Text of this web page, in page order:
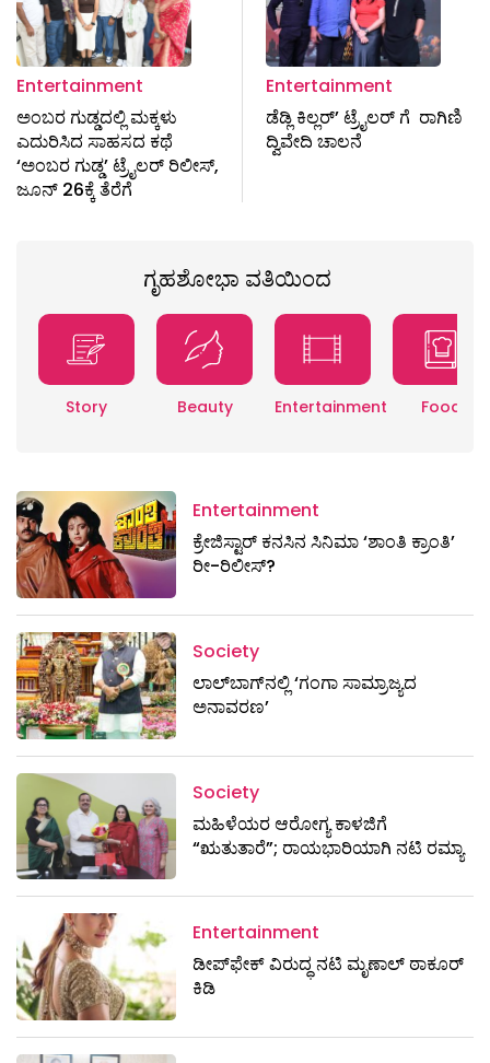
Entertainment
ಅಂಬರ ಗುಡ್ಡದಲ್ಲಿ ಮಕ್ಕಳು
ಎದುರಿಸಿದ ಸಾಹಸದ ಕಥೆ
‘ಅಂಬರ ಗುಡ್ಡ’ ಟ್ರೈಲರ್ ರಿಲೀಸ್,
ಜೂನ್ 26ಕ್ಕೆ ತೆರೆಗೆ
Entertainment
ಡೆಡ್ಲಿ ಕಿಲ್ಲರ್’ ಟ್ರೈಲರ್ ಗೆ ರಾಗಿಣಿ
ದ್ವಿವೇದಿ ಚಾಲನೆ
ಗೃಹಶೋಭಾ ವತಿಯಿಂದ
Story Beauty Entertainment Food
Entertainment
ಕ್ರೇಜಿಸ್ಟಾರ್ ಕನಸಿನ ಸಿನಿಮಾ ‘ಶಾಂತಿ ಕ್ರಾಂತಿ’
ರೀ-ರಿಲೀಸ್?
Society
ಲಾಲ್‌ಬಾಗ್‌ನಲ್ಲಿ ‘ಗಂಗಾ ಸಾಮ್ರಾಜ್ಯದ
ಅನಾವರಣ’
Society
ಮಹಿಳೆಯರ ಆರೋಗ್ಯ ಕಾಳಜಿಗೆ
“ಋತುತಾರೆ”; ರಾಯಭಾರಿಯಾಗಿ ನಟಿ ರಮ್ಯಾ
Entertainment
ಡೀಪ್‌ಫೇಕ್ ವಿರುದ್ಧ ನಟಿ ಮೃಣಾಲ್ ಠಾಕೂರ್
ಕಿಡಿ